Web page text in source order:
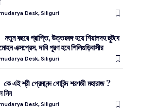
Desk, Siliguri
নতুন বছরে প্রাপ্তি, উত্তরবঙ্গ হয়ে শিয়ালদহ ছুটবে
এক্সপ্রেস, দাবি পূরণ হবে শিলিগুড়িবাসীর
Desk, Siliguri
কে এই শ্রী প্রেমানন্দ গোবিন্দ শরণজী মহারাজ ?
নিন
Desk, Siliguri